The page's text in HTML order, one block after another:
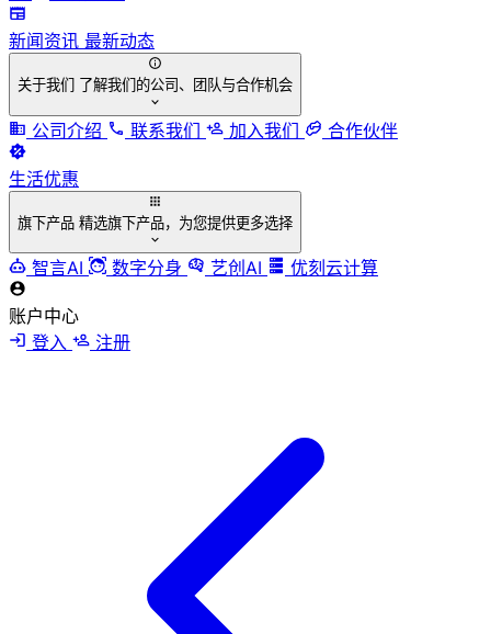
新闻资讯 最新动态
关于我们 了解我们的公司、团队与合作机会
公司介绍 联系我们 加入我们 合作伙伴
生活优惠
旗下产品 精选旗下产品，为您提供更多选择
智言AI 数字分身 艺创AI 优刻云计算
账户中心
登入
注册